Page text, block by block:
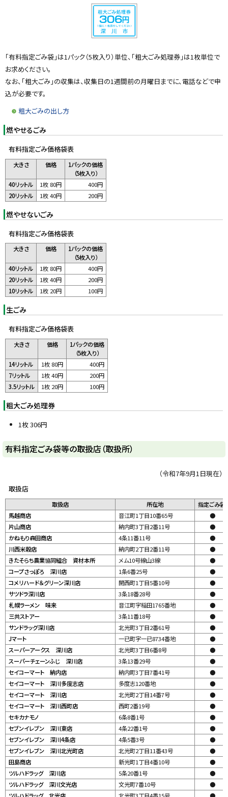
「有料指定ごみ袋」は1パック（5枚入り）単位、「粗大ごみ処理券」は1枚単位で
お求めください。
なお、「粗大ごみ」の収集は、収集日の1週間前の月曜日までに、電話などで申
込が必要です。
粗大ごみの出し方
燃やせるごみ
有料指定ごみ価格袋表
大きさ 価格
1パックの価格
（5枚入り）
40リットル
1枚 80円
400円
20リットル
1枚 40円 200円
燃やせないごみ
有料指定ごみ価格袋表
大きさ 価格
1パックの価格
（5枚入り）
40リットル
1枚 80円
400円
20リットル
1枚 40円
200円
10リットル
1枚 20円 100円
生ごみ
有料指定ごみ価格袋表
大きさ 価格
1パックの価格
（5枚入り）
14リットル
1枚 80円
400円
7リットル
1枚 40円
200円
3.5リットル
1枚 20円 100円
粗大ごみ処理券
1枚 306円
ト
ッ
る
有料指定ごみ袋等の取扱店（取扱所）
（令和7年9月1日現在）
取扱店
取扱店 所在地
指定ごみ袋
馬越商店
音江町1丁目10番65号
●
片山商店
納内町3丁目2番11号
●
かねもり森田商店
4条11番11号
●
川西米穀店
納内町2丁目2番11号
●
きたそらち農業協同組合 資材本所
メム10号線山3線
●
コープさっぽろ 深川店
1条6番25号
●
コメリハード＆グリーン深川店
開西町1丁目5番10号
●
サツドラ深川店
3条18番28号
●
札幌ラーメン 味来
音江町字稲田1765番地
●
三共ストアー
3条11番18号
●
サンドラッグ深川店
北光町3丁目2番61号
●
Jマート
一已町字一已8734番地
●
スーパーアークス 深川店
北光町3丁目6番8号
●
スーパーチェーンふじ 深川店
3条13番29号
●
セイコーマート 納内店
納内町3丁目7番41号
●
セイコーマート 深川多度志店
多度志120番地
●
セイコーマート 深川店
北光町2丁目14番7号
●
セイコーマート 深川西町店
西町2番19号
●
セキカナモノ
6条8番1号
●
セブンイレブン 深川東店
4条22番1号
●
セブンイレブン 深川4条店
4条5番3号
●
セブンイレブン 深川北光町店
北光町2丁目11番43号
●
田島商店
新光町1丁目4番10号
●
ツルハドラッグ 深川店
5条20番1号
●
ツルハドラッグ 深川文光店
文光町7番10号
●
ツルハドラッグ 北光店
北光町3丁目4番15号 ●